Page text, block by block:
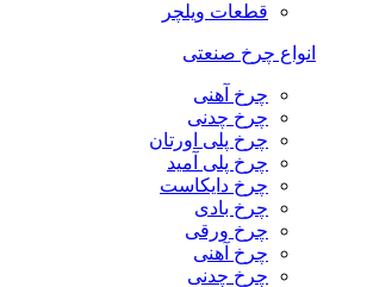
قطعات ویلچر
انواع چرخ صنعتی
چرخ آهنی
چرخ چدنی
چرخ پلی اورتان
چرخ پلی آمید
چرخ دایکاست
چرخ بادی
چرخ ورقی
چرخ آهنی
چرخ چدنی